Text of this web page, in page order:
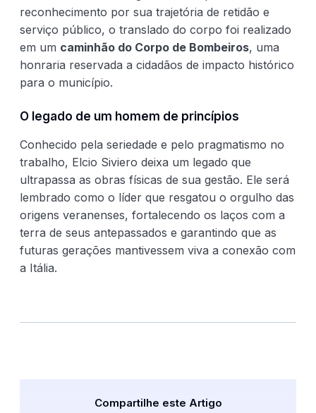
reconhecimento por sua trajetória de retidão e
serviço público, o translado do corpo foi realizado
em um caminhão do Corpo de Bombeiros, uma
honraria reservada a cidadãos de impacto histórico
para o município.
O legado de um homem de princípios
Conhecido pela seriedade e pelo pragmatismo no
trabalho, Elcio Siviero deixa um legado que
ultrapassa as obras físicas de sua gestão. Ele será
lembrado como o líder que resgatou o orgulho das
origens veranenses, fortalecendo os laços com a
terra de seus antepassados e garantindo que as
futuras gerações mantivessem viva a conexão com
a Itália.
Compartilhe este Artigo